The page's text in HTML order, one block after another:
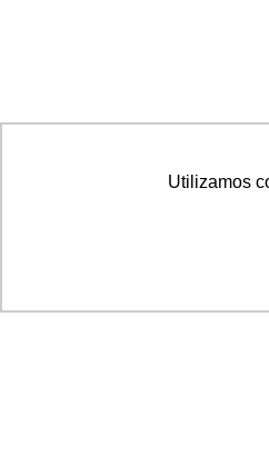
Utilizamos